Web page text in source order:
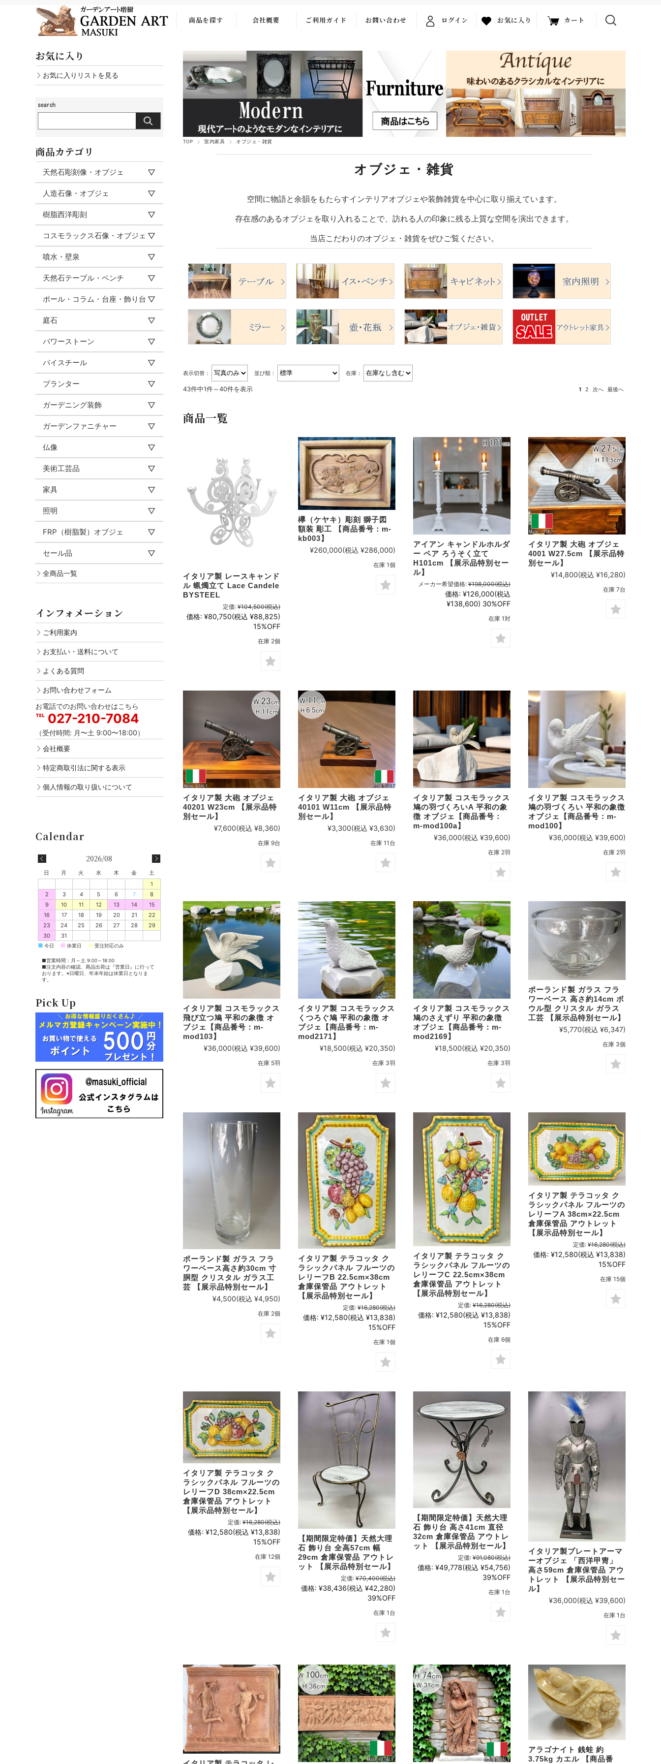
商品を探す 会社概要 ご利用ガイド
お支払い・送料
お問い合わせ
フォーム
よくある質問
ログイン お気に入り カート
TOP 室内家具 オブジェ・雑貨
オブジェ・雑貨
空間に物語と余韻をもたらすインテリアオブジェや装飾雑貨を中心に取り揃えています。
存在感のあるオブジェを取り入れることで、訪れる人の印象に残る上質な空間を演出できます。
当店こだわりのオブジェ・雑貨をぜひご覧ください。
表示切替： 並び順： 在庫：
43件中1件～40件を表示 1 2 次へ 最後へ
商品一覧
イタリア製 レースキャンド
ル 蝋燭立て Lace Candele
BYSTEEL
定価: ¥104,500(税込)
価格: ¥80,750(税込 ¥88,825)
15%OFF
在庫 2個
欅（ケヤキ）彫刻 獅子図
額装 彫工 【商品番号：m-
kb003】
¥260,000(税込 ¥286,000)
在庫 1個
アイアン キャンドルホルダ
ー ペア ろうそく立て
H101cm 【展示品特別セー
ル】
メーカー希望価格: ¥198,000(税込)
価格: ¥126,000(税込
¥138,600) 30%OFF
在庫 1対
イタリア製 大砲 オブジェ
4001 W27.5cm 【展示品特
別セール】
¥14,800(税込 ¥16,280)
在庫 7台
イタリア製 大砲 オブジェ
40201 W23cm 【展示品特
別セール】
¥7,600(税込 ¥8,360)
在庫 9台
イタリア製 大砲 オブジェ
40101 W11cm 【展示品特
別セール】
¥3,300(税込 ¥3,630)
在庫 11台
イタリア製 コスモラックス
鳩の羽づくろいA 平和の象
徴 オブジェ【商品番号：
m-mod100a】
¥36,000(税込 ¥39,600)
在庫 2羽
イタリア製 コスモラックス
鳩の羽づくろい 平和の象徴
オブジェ【商品番号：m-
mod100】
¥36,000(税込 ¥39,600)
在庫 2羽
イタリア製 コスモラックス
飛び立つ鳩 平和の象徴 オ
ブジェ【商品番号：m-
mod103】
¥36,000(税込 ¥39,600)
在庫 5羽
イタリア製 コスモラックス
くつろぐ鳩 平和の象徴 オ
ブジェ【商品番号：m-
mod2171】
¥18,500(税込 ¥20,350)
在庫 3羽
イタリア製 コスモラックス
鳩のさえずり 平和の象徴
オブジェ【商品番号：m-
mod2169】
¥18,500(税込 ¥20,350)
在庫 3羽
ポーランド製 ガラス フラ
ワーベース 高さ約14cm ボ
ウル型 クリスタル ガラス
工芸 【展示品特別セール】
¥5,770(税込 ¥6,347)
在庫 3個
ポーランド製 ガラス フラ
ワーベース高さ約30cm 寸
胴型 クリスタル ガラス工
芸 【展示品特別セール】
¥4,500(税込 ¥4,950)
在庫 2個
イタリア製 テラコッタ ク
ラシックパネル フルーツの
レリーフB 22.5cm×38cm
倉庫保管品 アウトレット
【展示品特別セール】
定価: ¥16,280(税込)
価格: ¥12,580(税込 ¥13,838)
15%OFF
在庫 1個
イタリア製 テラコッタ ク
ラシックパネル フルーツの
レリーフC 22.5cm×38cm
倉庫保管品 アウトレット
【展示品特別セール】
定価: ¥16,280(税込)
価格: ¥12,580(税込 ¥13,838)
15%OFF
在庫 6個
イタリア製 テラコッタ ク
ラシックパネル フルーツの
レリーフA 38cm×22.5cm
倉庫保管品 アウトレット
【展示品特別セール】
定価: ¥16,280(税込)
価格: ¥12,580(税込 ¥13,838)
15%OFF
在庫 15個
イタリア製 テラコッタ ク
ラシックパネル フルーツの
レリーフD 38cm×22.5cm
倉庫保管品 アウトレット
【展示品特別セール】
定価: ¥16,280(税込)
価格: ¥12,580(税込 ¥13,838)
15%OFF
在庫 12個
【期間限定特価】天然大理
石 飾り台 全高57cm 幅
29cm 倉庫保管品 アウトレ
ット 【展示品特別セール】
定価: ¥70,400(税込)
価格: ¥38,436(税込 ¥42,280)
39%OFF
在庫 1台
【期間限定特価】天然大理
石 飾り台 高さ41cm 直径
32cm 倉庫保管品 アウトレ
ット 【展示品特別セール】
定価: ¥91,080(税込)
価格: ¥49,778(税込 ¥54,756)
39%OFF
在庫 1台
イタリア製プレートアーマ
ーオブジェ 「西洋甲冑」
高さ59cm 倉庫保管品 アウ
トレット 【展示品特別セー
ル】
¥36,000(税込 ¥39,600)
在庫 1台
アラゴナイト 銭蛙 約
3.75kg カエル 【商品番
お気に入り
お気に入りリストを見る
商品カテゴリ
天然石彫刻像・オブジェ
人造石像・オブジェ
樹脂西洋彫刻
コスモラックス石像・オブジェ
噴水・壁泉
天然石テーブル・ベンチ
ポール・コラム・台座・飾り台
庭石
パワーストーン
バイスチール
プランター
ガーデニング装飾
ガーデンファニチャー
仏像
美術工芸品
家具
照明
FRP（樹脂製）オブジェ
セール品
全商品一覧
インフォメーション
ご利用案内
お支払い・送料について
よくある質問
お問い合わせフォーム
お電話でのお問い合わせはこちら
027-210-7084
（受付時間: 月〜土 9:00〜18:00）
会社概要
特定商取引法に関する表示
個人情報の取り扱いについて
2026/08
日 月 火 水 木 金
土
1
2
3 4 5 6 7
8
9
10 11 12 13 14
15
16
17 18 19 20 21
22
23
24 25 26 27 28
29
30
31
■ 今日 ■ 休業日 ■ 受注対応のみ
■営業時間：月～土 9:00～18:00
■注文内容の確認、商品出荷は『営業日』に行って
おります。※日曜日、年末年始は休業日となりま
す。
Pick Up